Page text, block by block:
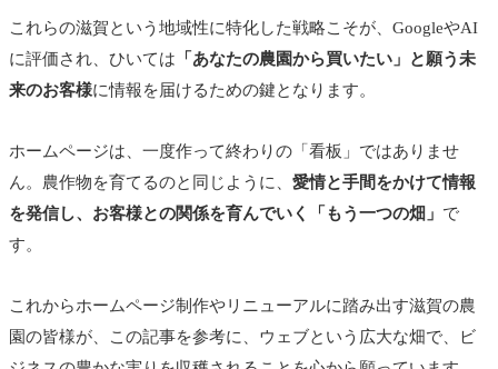
これらの滋賀という地域性に特化した戦略こそが、GoogleやAI
に評価され、ひいては 「あなたの農園から買いたい」と願う未
来のお客様に情報を届けるための鍵となります。
ホームページは、一度作って終わりの「看板」ではありませ
ん。農作物を育てるのと同じように、 愛情と手間をかけて情報
を発信し、お客様との関係を育んでいく「もう一つの畑」 で
す。
これからホームページ制作やリニューアルに踏み出す滋賀の農
園の皆様が、この記事を参考に、ウェブという広大な畑で、ビ